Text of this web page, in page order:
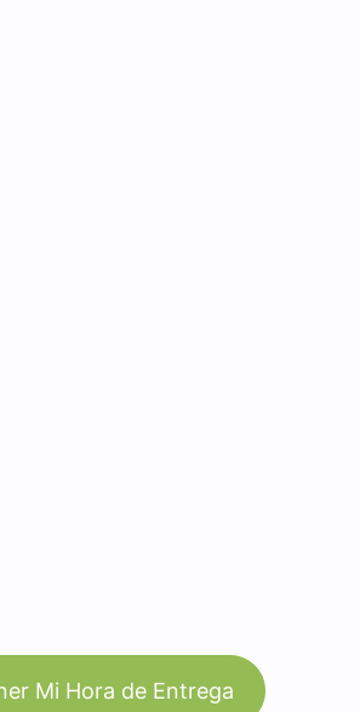
Mi Hora de Entrega